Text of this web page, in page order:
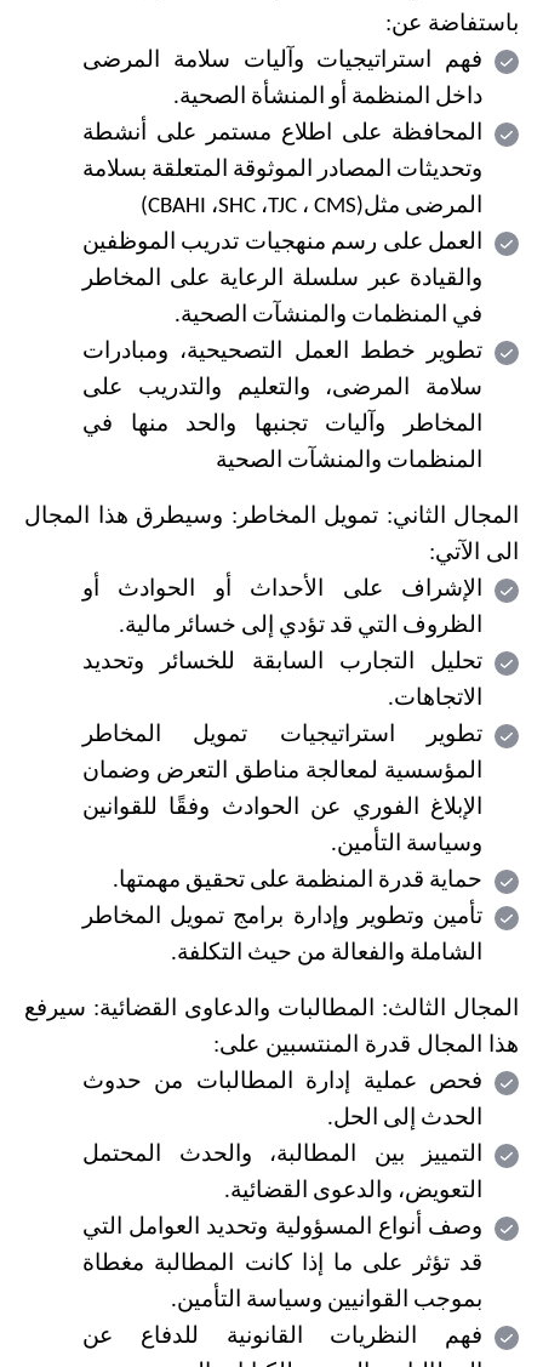
باستفاضة عن:
فهم استراتيجيات وآليات سلامة المرضى
داخل المنظمة أو المنشأة الصحية.
المحافظة على اطلاع مستمر على أنشطة
وتحديثات المصادر الموثوقة المتعلقة بسلامة
المرضى مثل(CMS ، TJC، SHC، CBAHI
)
العمل على رسم منهجيات تدريب الموظفين
والقيادة عبر سلسلة الرعاية على المخاطر
في المنظمات والمنشآت الصحية.
تطوير خطط العمل التصحيحية، ومبادرات
سلامة المرضى، والتعليم والتدريب على
المخاطر وآليات تجنبها والحد منها في
المنظمات والمنشآت الصحية
المجال الثاني: تمويل المخاطر: وسيطرق هذا المجال
الى الآتي:
الإشراف على الأحداث أو الحوادث أو
الظروف التي قد تؤدي إلى خسائر مالية.
تحليل التجارب السابقة للخسائر وتحديد
الاتجاهات.
تطوير استراتيجيات تمويل المخاطر
المؤسسية لمعالجة مناطق التعرض وضمان
الإبلاغ الفوري عن الحوادث وفقًا للقوانين
وسياسة التأمين.
حماية قدرة المنظمة على تحقيق مهمتها.
تأمين وتطوير وإدارة برامج تمويل المخاطر
الشاملة والفعالة من حيث التكلفة.
المجال الثالث: المطالبات والدعاوى القضائية: سيرفع
هذا المجال قدرة المنتسبين على:
فحص عملية إدارة المطالبات من حدوث
الحدث إلى الحل.
التمييز بين المطالبة، والحدث المحتمل
التعويض، والدعوى القضائية.
وصف أنواع المسؤولية وتحديد العوامل التي
قد تؤثر على ما إذا كانت المطالبة مغطاة
بموجب القوانيين وسياسة التأمين.
فهم النظريات القانونية للدفاع عن